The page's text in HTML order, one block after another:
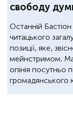
свободу
Останній
читацького
позиції, яке,
мейнстримом.
опінія посутньо
громадянського